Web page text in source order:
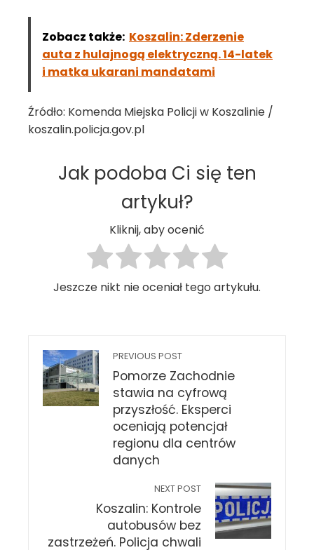
Zobacz także: Koszalin: Zderzenie
auta z hulajnogą elektryczną. 14-latek
i matka ukarani mandatami
Źródło: Komenda Miejska Policji w Koszalinie /
koszalin.policja.gov.pl
Jak podoba Ci się ten
artykuł?
Kliknij, aby ocenić
Jeszcze nikt nie oceniał tego artykułu.
PREVIOUS POST
Pomorze Zachodnie
stawia na cyfrową
przyszłość. Eksperci
oceniają potencjał
regionu dla centrów
danych
NEXT POST
Koszalin: Kontrole
autobusów bez
zastrzeżeń. Policja chwali